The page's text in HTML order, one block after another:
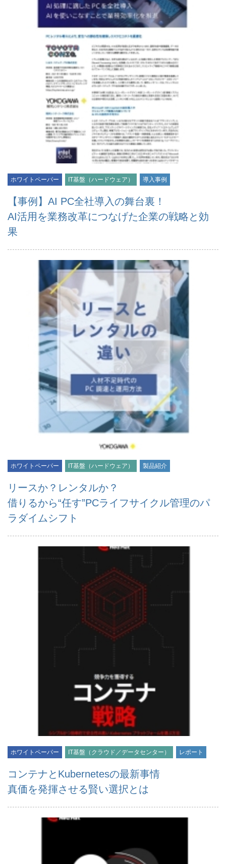
ホワイトペーパー IT基盤（ハードウェア） 導入事例
【事例】AI PC全社導入の舞台裏！
AI活用を業務改革につなげた企業の戦略と効
果
ホワイトペーパー IT基盤（ハードウェア） 製品紹介
リースか？レンタルか？
借りるから“任す”PCライフサイクル管理のパ
ラダイムシフト
ホワイトペーパー IT基盤（クラウド／データセンター） レポート
コンテナとKubernetesの最新事情
真価を発揮させる賢い選択とは